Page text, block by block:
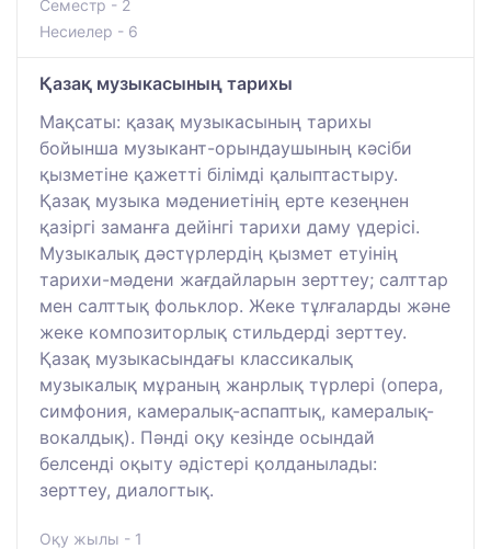
Семестр - 2
Несиелер - 6
Қазақ музыкасының тарихы
Мақсаты: қазақ музыкасының тарихы
бойынша музыкант-орындаушының кәсіби
қызметіне қажетті білімді қалыптастыру.
Қазақ музыка мәдениетінің ерте кезеңнен
қазіргі заманға дейінгі тарихи даму үдерісі.
Музыкалық дәстүрлердің қызмет етуінің
тарихи-мәдени жағдайларын зерттеу; салттар
мен салттық фольклор. Жеке тұлғаларды және
жеке композиторлық стильдерді зерттеу.
Қазақ музыкасындағы классикалық
музыкалық мұраның жанрлық түрлері (опера,
симфония, камералық-аспаптық, камералық-
вокалдық). Пәнді оқу кезінде осындай
белсенді оқыту әдістері қолданылады:
зерттеу, диалогтық.
Оқу жылы - 1